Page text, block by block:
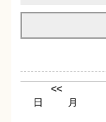
<<
日
月